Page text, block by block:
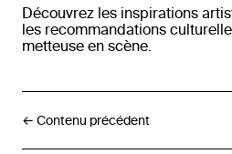
Découvrez les inspirations
les recommandations
metteuse en scène.
← Contenu précédent